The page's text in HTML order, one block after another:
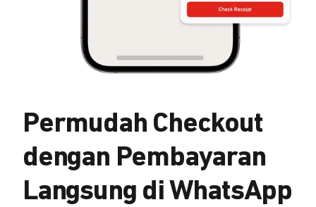
Permudah Checkout
dengan Pembayaran
Langsung di WhatsApp